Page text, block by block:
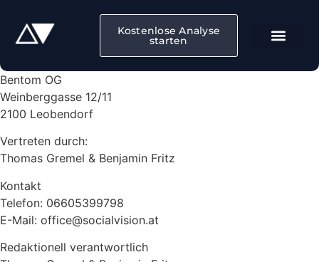
Kostenlose Analyse
starten
Bentom OG
Weinberggasse 12/11
2100 Leobendorf
Vertreten durch:
Thomas Gremel & Benjamin Fritz
Kontakt
Telefon: 06605399798
E-Mail: office@socialvision.at
Redaktionell verantwortlich